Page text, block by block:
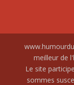
meilleur de
Le site
sommes